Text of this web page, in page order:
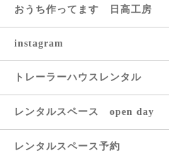
おうち作ってます 日高工房
instagram
トレーラーハウスレンタル
レンタルスペース open day
レンタルスペース予約